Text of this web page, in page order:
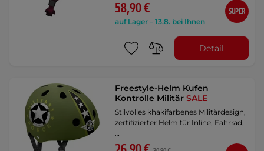
58,90 €
auf Lager – 13.8. bei Ihnen
SUPER
Detail
Freestyle-Helm Kufen
Kontrolle MilitärSALE
Stilvolles khakifarbenes Militärdesign,
zertifizierter Helm für Inline, Fahrrad,
…